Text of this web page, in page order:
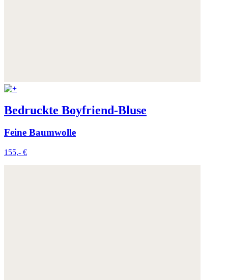
Bedruckte Boyfriend-Bluse
Feine Baumwolle
155,- €